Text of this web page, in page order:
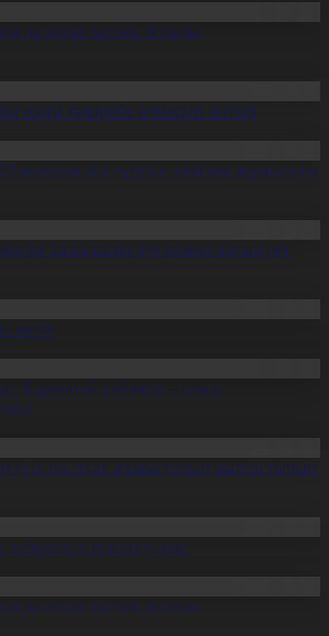
да аптап ыстық болады
өзара тәжірибе алмасып жатыр
мыңнан аса тұрғын тазалық жұмысына
ұшқышсыз әуе кемесі алғаш рет
шолу
Құрылтай сайлауы – саяси
үгіт-насихат жұмыстарын жалғастырып
дайындық пысықталды
да аптап ыстық болады